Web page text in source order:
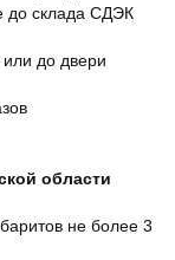
до склада СДЭК
до двери
области
не более 3